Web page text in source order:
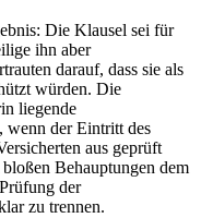
Die Klausel sei für
ihn aber
darauf, dass sie als
würden. Die
liegende
wenn der Eintritt des
aus geprüft
Behauptungen dem
der
zu trennen.